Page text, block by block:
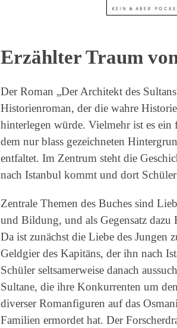
Erzählter Traum
Der Roman „Der Architekt des
Historienroman, der die wahre
hinterlegen würde. Vielmehr ist es ein
dem nur blass gezeichneten
entfaltet. Im Zentrum steht die
nach Istanbul kommt und dort
Zentrale Themen des Buches sind
und Bildung, und als Gegensatz
Da ist zunächst die Liebe des Jungen
Geldgier des Kapitäns, der ihn nach
Schüler seltsamerweise danach
Sultane, die ihre Konkurrenten um
diverser Romanfiguren auf das
Familien ermordet hat. Der